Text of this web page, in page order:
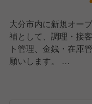
大分市内に新規オー
補として、調理・接
ト管理、金銭・在庫
願いします。